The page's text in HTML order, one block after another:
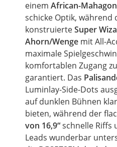
einem African-
schicke Optik, während
konstruierteSuper
Ahorn/Wenge mit All-
maximale
komfortablen Zugang
garantiert. Das
Luminlay-Side-Dots
auf dunklen Bühnen
bieten, während der
von 16,9“schnelle Riffs
Leads wunderbar